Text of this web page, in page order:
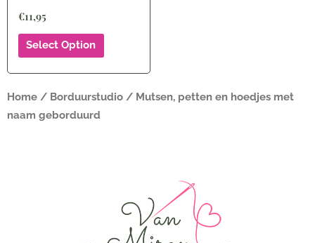
€11,95
Select Option
Home / Borduurstudio / Mutsen, petten en hoedjes met
naam geborduurd